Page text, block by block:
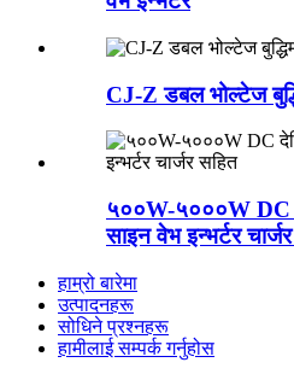
CJ-Z डबल भोल्टेज
५००W-५०००W DC
साइन वेभ इन्भर्टर
हाम्रो बारेमा
उत्पादनहरू
सोधिने प्रश्नहरू
हामीलाई सम्पर्क गर्नुहोस